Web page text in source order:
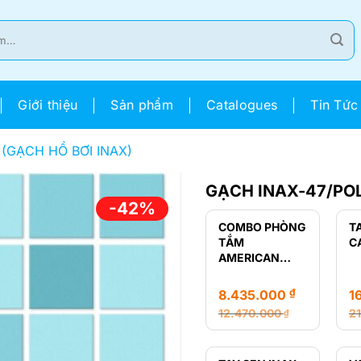
Giới thiệu Sản phẩm Catalogues Tin Tức
HỒ BƠI INAX)
-42%
GẠCH INAX-47/
COMBO PHÒNG
TẮM
AMERICAN
RẺ
12.470.000₫
Giá
gốc
8.435.000 ₫
Giá
hiện